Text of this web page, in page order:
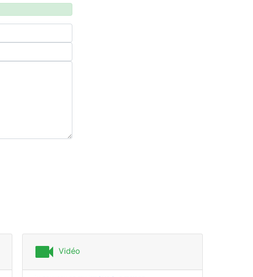
videocam Vidéo